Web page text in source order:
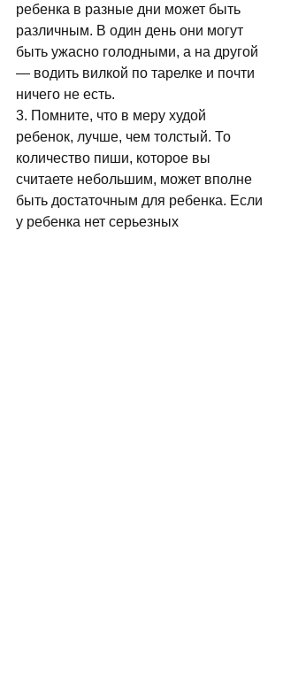
ребенка в разные дни может быть
различным. В один день они могут
быть ужасно голодными, а на другой
— водить вилкой по тарелке и почти
ничего не есть.
3. Помните, что в меру худой
ребенок, лучше, чем толстый. То
количество пиши, которое вы
считаете небольшим, может вполне
быть достаточным для ребенка. Если
у ребенка нет серьезных